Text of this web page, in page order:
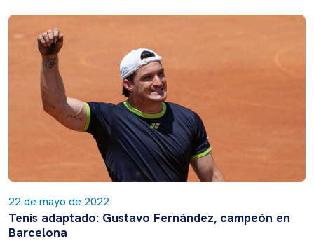
22 de mayo de 2022
Tenis adaptado: Gustavo Fernández, campeón en
Barcelona